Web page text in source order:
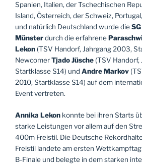
Spanien, Italien, der Tschechischen
Island, Österreich, der Schweiz,
und natürlich Deutschland wurde die
Münsterdurch die erfahrene
Lekon (TSV Handorf, Jahrgang 2003,
NewcomerTjado Jüsche (TSV
Startklasse S14) und Andre Markov
2010, Startklasse S14) auf dem
Event vertreten.
Annika Lekon konnte bei ihren Starts
starke Leistungen vor allem auf den
400m Freistil. Die Deutsche
Freistil landete am ersten
B-Finale und belegte in dem starken